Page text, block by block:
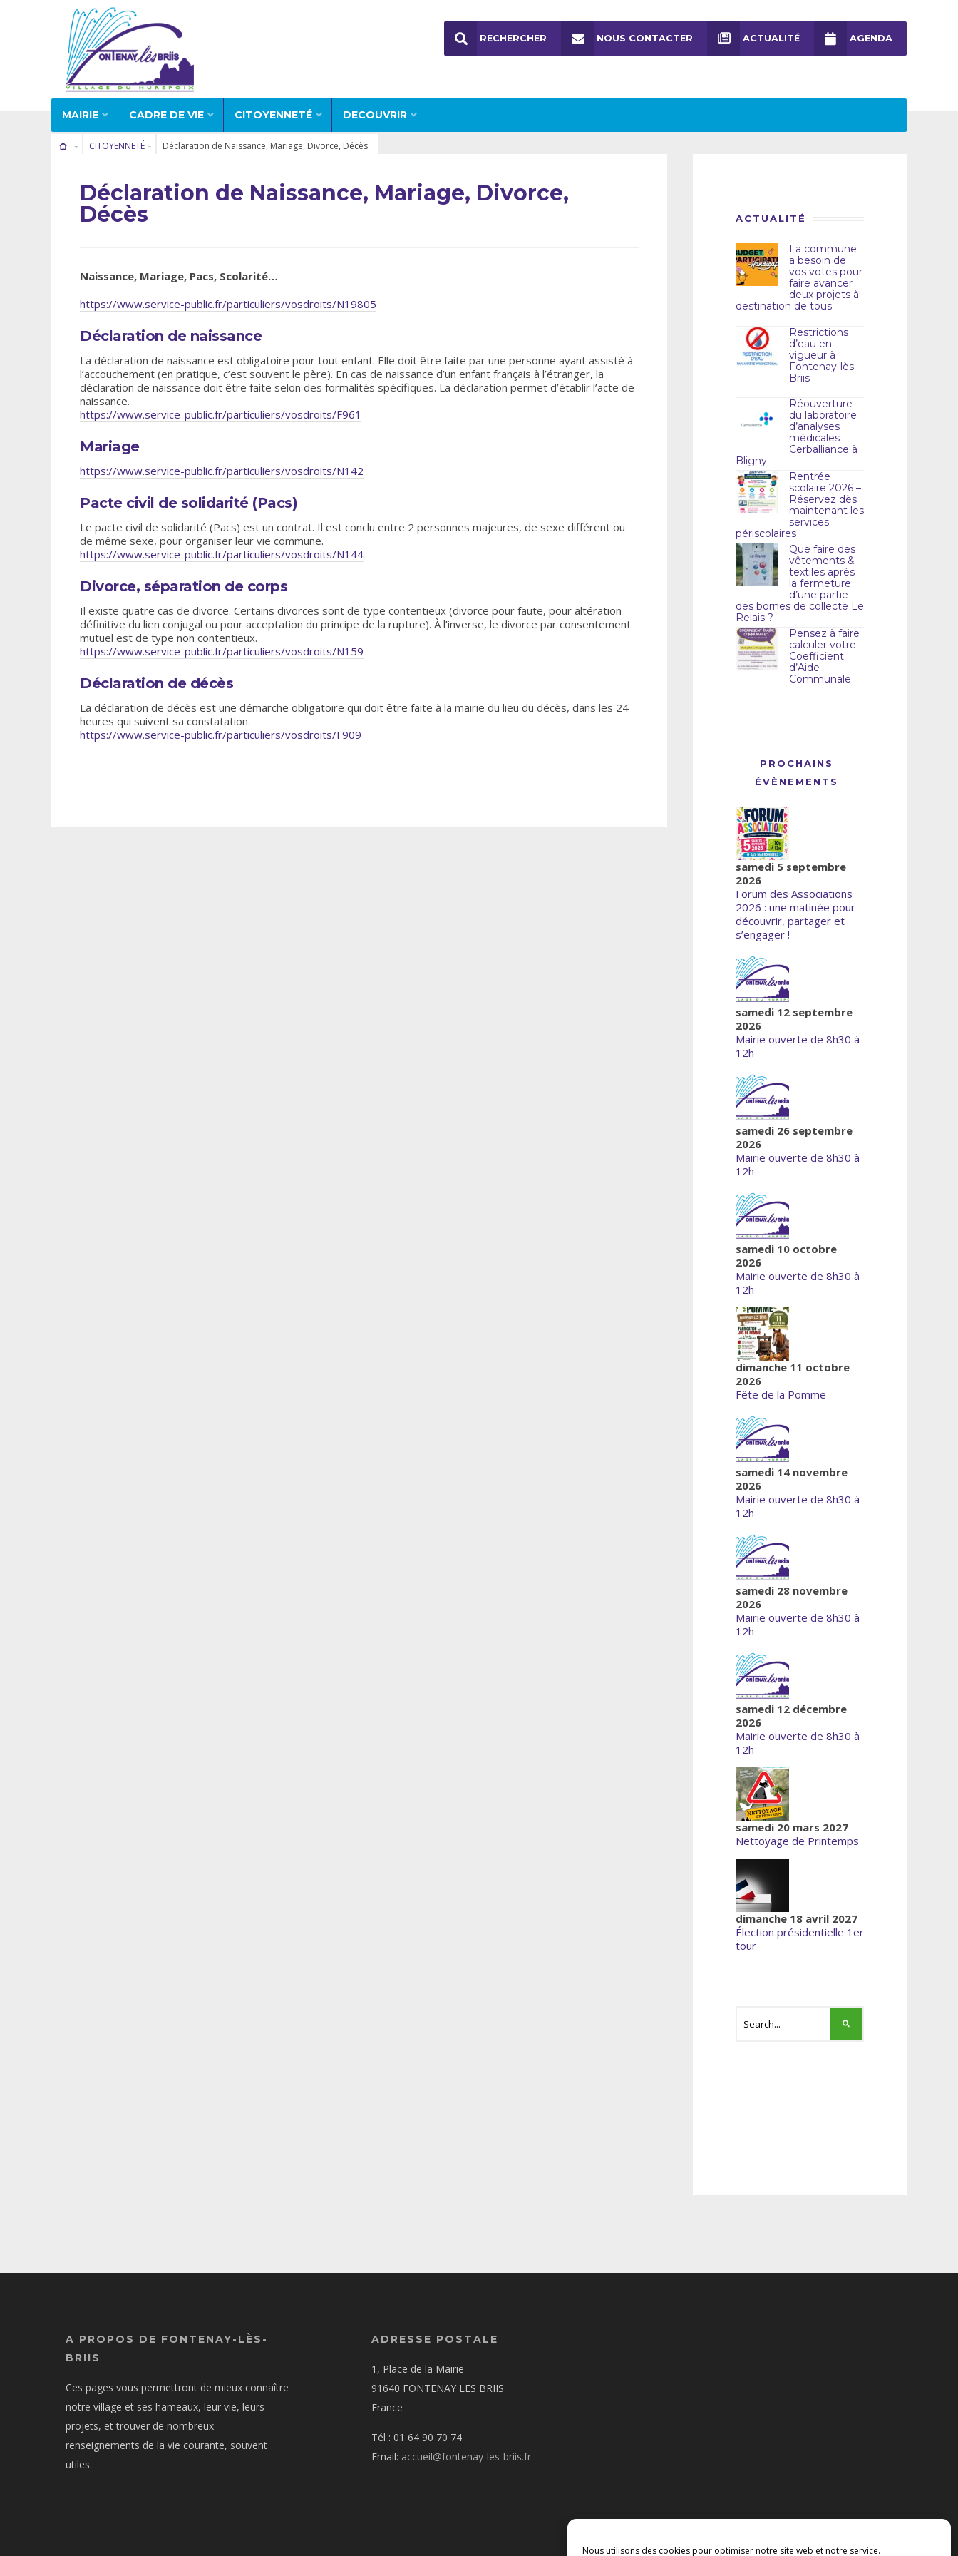
Nous utilisons des cookies pour optimiser notre site web et notre service.
MAIRIE CADRE DE VIE CITOYENNETÉ DECOUVRIR
RECHERCHER NOUS CONTACTER ACTUALITÉ AGENDA
CITOYENNETÉ Déclaration de Naissance, Mariage, Divorce, Décès
Déclaration de Naissance, Mariage, Divorce,
Décès
Naissance, Mariage, Pacs, Scolarité…
https://www.service-public.fr/particuliers/vosdroits/N19805
Déclaration de naissance
La déclaration de naissance est obligatoire pour tout enfant. Elle doit être faite par une personne ayant assisté à
l’accouchement (en pratique, c’est souvent le père). En cas de naissance d’un enfant français à l’étranger, la
déclaration de naissance doit être faite selon des formalités spécifiques. La déclaration permet d’établir l’acte de
naissance.
https://www.service-public.fr/particuliers/vosdroits/F961
Mariage
https://www.service-public.fr/particuliers/vosdroits/N142
Pacte civil de solidarité (Pacs)
Le pacte civil de solidarité (Pacs) est un contrat. Il est conclu entre 2 personnes majeures, de sexe différent ou
de même sexe, pour organiser leur vie commune.
https://www.service-public.fr/particuliers/vosdroits/N144
Divorce, séparation de corps
Il existe quatre cas de divorce. Certains divorces sont de type contentieux (divorce pour faute, pour altération
définitive du lien conjugal ou pour acceptation du principe de la rupture). À l’inverse, le divorce par consentement
mutuel est de type non contentieux.
https://www.service-public.fr/particuliers/vosdroits/N159
Déclaration de décès
La déclaration de décès est une démarche obligatoire qui doit être faite à la mairie du lieu du décès, dans les 24
heures qui suivent sa constatation.
https://www.service-public.fr/particuliers/vosdroits/F909
ACTUALITÉ
La commune
a besoin de
vos votes pour
faire avancer
deux projets à
destination de tous
Restrictions
d’eau en
vigueur à
Fontenay-lès-
Briis
Réouverture
du laboratoire
d’analyses
médicales
Cerballiance à
Bligny
Rentrée
scolaire 2026 –
Réservez dès
maintenant les
services
périscolaires
Que faire des
vêtements &
textiles après
la fermeture
d’une partie
des bornes de collecte Le
Relais ?
Pensez à faire
calculer votre
Coefficient
d’Aide
Communale
PROCHAINS
ÉVÈNEMENTS
samedi 5 septembre
2026
Forum des Associations
2026 : une matinée pour
découvrir, partager et
s’engager !
samedi 12 septembre
2026
Mairie ouverte de 8h30 à
12h
samedi 26 septembre
2026
Mairie ouverte de 8h30 à
12h
samedi 10 octobre
2026
Mairie ouverte de 8h30 à
12h
dimanche 11 octobre
2026
Fête de la Pomme
samedi 14 novembre
2026
Mairie ouverte de 8h30 à
12h
samedi 28 novembre
2026
Mairie ouverte de 8h30 à
12h
samedi 12 décembre
2026
Mairie ouverte de 8h30 à
12h
samedi 20 mars 2027
Nettoyage de Printemps
dimanche 18 avril 2027
Élection présidentielle 1er
tour
A PROPOS DE FONTENAY-LÈS-
BRIIS
Ces pages vous permettront de mieux connaître
notre village et ses hameaux, leur vie, leurs
projets, et trouver de nombreux
renseignements de la vie courante, souvent
utiles.
ADRESSE POSTALE
1, Place de la Mairie
91640 FONTENAY LES BRIIS
France
Tél : 01 64 90 70 74
Email: accueil@fontenay-les-briis.fr